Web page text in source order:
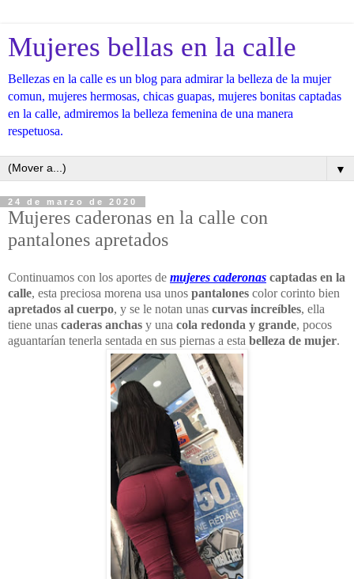
Mujeres bellas en la calle
Bellezas en la calle es un blog para admirar la belleza de la mujer
comun, mujeres hermosas, chicas guapas, mujeres bonitas captadas
en la calle, admiremos la belleza femenina de una manera
respetuosa.
▼
24 de marzo de 2020
Mujeres caderonas en la calle con
pantalones apretados
Continuamos con los aportes de mujeres caderonas captadas en la
calle, esta preciosa morena usa unos pantalones color corinto bien
apretados al cuerpo, y se le notan unas curvas increíbles, ella
tiene unas caderas anchas y una cola redonda y grande, pocos
aguantarían tenerla sentada en sus piernas a esta belleza de mujer.